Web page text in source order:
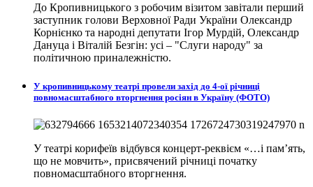
До Кропивницького з робочим візитом завітали перший
заступник голови Верховної Ради України Олександр
Корнієнко та народні депутати Ігор Мурдій, Олександр
Дануца і Віталій Безгін: усі – "Слуги народу" за
політичною приналежністю.
У кропивницькому театрі провели захід до 4-ої річниці
повномасштабного вторгнення росіян в Україну (ФОТО)
У театрі корифеїв відбувся концерт-реквієм «…і пам’ять,
що не мовчить», присвячений річниці початку
повномасштабного вторгнення.